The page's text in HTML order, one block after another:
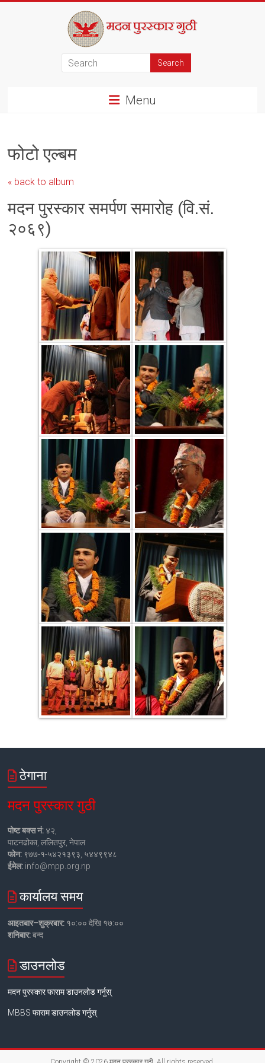
Menu
फोटो एल्बम
« back to album
मदन पुरस्कार समर्पण समारोह (वि.सं.
२०६९)
ठेगाना
मदन पुरस्कार गुठी
पोष्ट बक्स नं: ४२,
पाटनढोका, ललितपुर, नेपाल
फोन: ९७७-१-५४२१३९३, ५४४९९४८
ईमेल: info@mpp.org.np
कार्यालय समय
आइतबार–शुक्रबार: १०:०० देखि १७:००
शनिबार:बन्द
डाउनलोड
मदन पुरस्कार फाराम डाउनलोड गर्नुस्
MBBS फाराम डाउनलोड गर्नुस्